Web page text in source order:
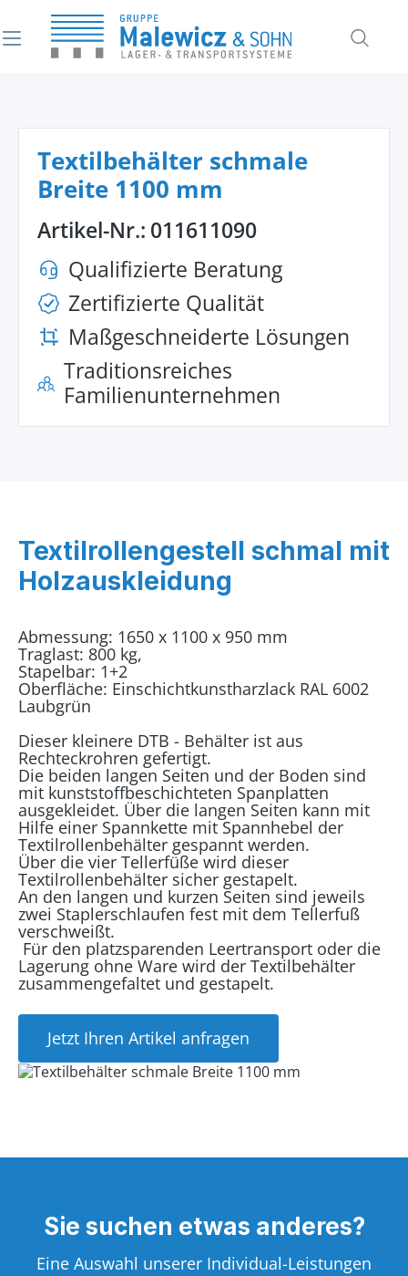
springen
Textilbehälter schmale
Breite 1100 mm
Artikel-Nr.: 011611090
Qualifizierte Beratung
Zertifizierte Qualität
Maßgeschneiderte Lösungen
Traditionsreiches
Familienunternehmen
Textilrollengestell schmal mit
Holzauskleidung
Abmessung: 1650 x 1100 x 950 mm
Traglast: 800 kg,
Stapelbar: 1+2
Oberfläche: Einschichtkunstharzlack RAL 6002
Laubgrün
Dieser kleinere DTB - Behälter ist aus
Rechteckrohren gefertigt.
Die beiden langen Seiten und der Boden sind
mit kunststoffbeschichteten Spanplatten
ausgekleidet. Über die langen Seiten kann mit
Hilfe einer Spannkette mit Spannhebel der
Textilrollenbehälter gespannt werden.
Über die vier Tellerfüße wird dieser
Textilrollenbehälter sicher gestapelt.
An den langen und kurzen Seiten sind jeweils
zwei Staplerschlaufen fest mit dem Tellerfuß
verschweißt.
Für den platzsparenden Leertransport oder die
Lagerung ohne Ware wird der Textilbehälter
zusammengefaltet und gestapelt.
Jetzt Ihren Artikel anfragen
Sie suchen etwas anderes?
Eine Auswahl unserer Individual-Leistungen